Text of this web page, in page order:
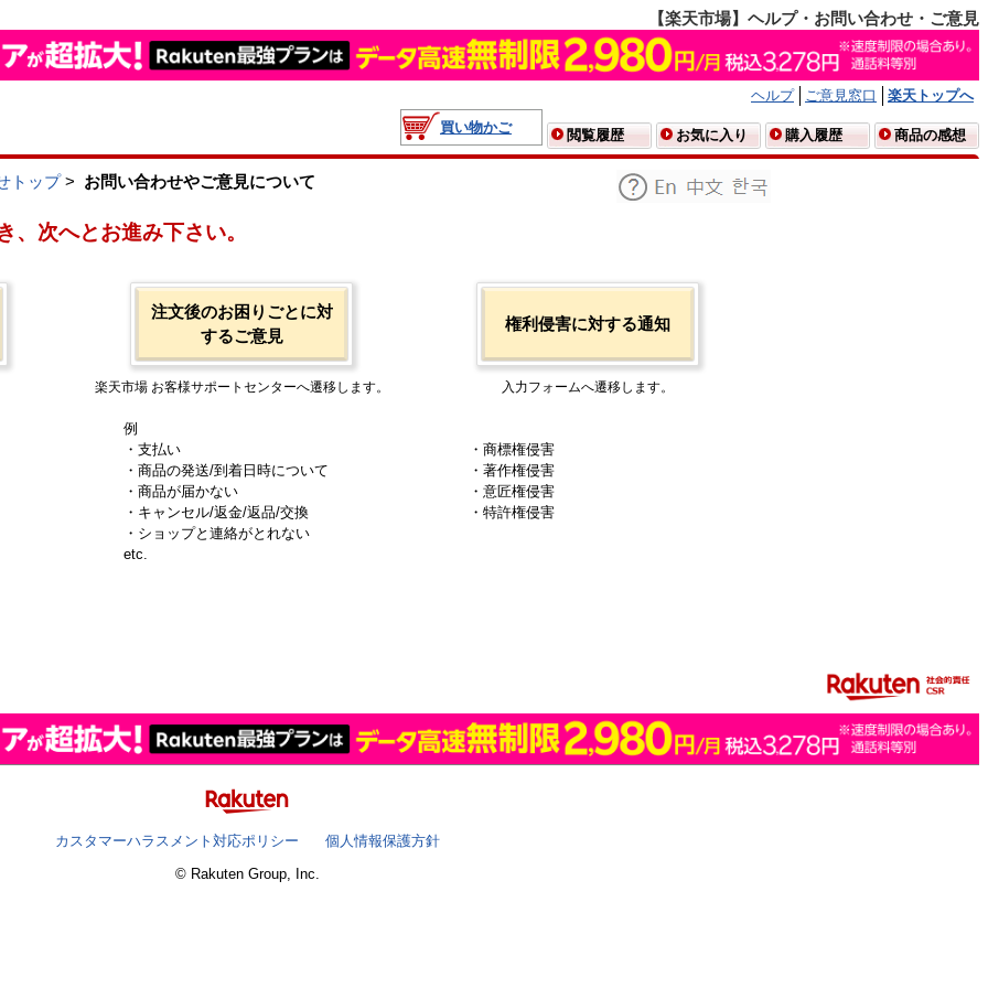
【楽天市場】ヘルプ・お問い合わせ・ご意見
ヘルプ ご意見窓口
楽天トップへ
買い物かご
閲覧履歴 お気に入り 購入履歴 商品の感想
トップ> お問い合わせやご意見について
、次へとお進み下さい。
注文後のお困りごとに対
するご意見
楽天市場 お客様サポートセンターへ遷移します。
例
・支払い
・商品の発送/到着日時について
・商品が届かない
・キャンセル/返金/返品/交換
・ショップと連絡がとれない
etc.
権利侵害に対する通知
入力フォームへ遷移します。
・商標権侵害
・著作権侵害
・意匠権侵害
・特許権侵害
カスタマーハラスメント対応ポリシー
個人情報保護方針
© Rakuten Group, Inc.